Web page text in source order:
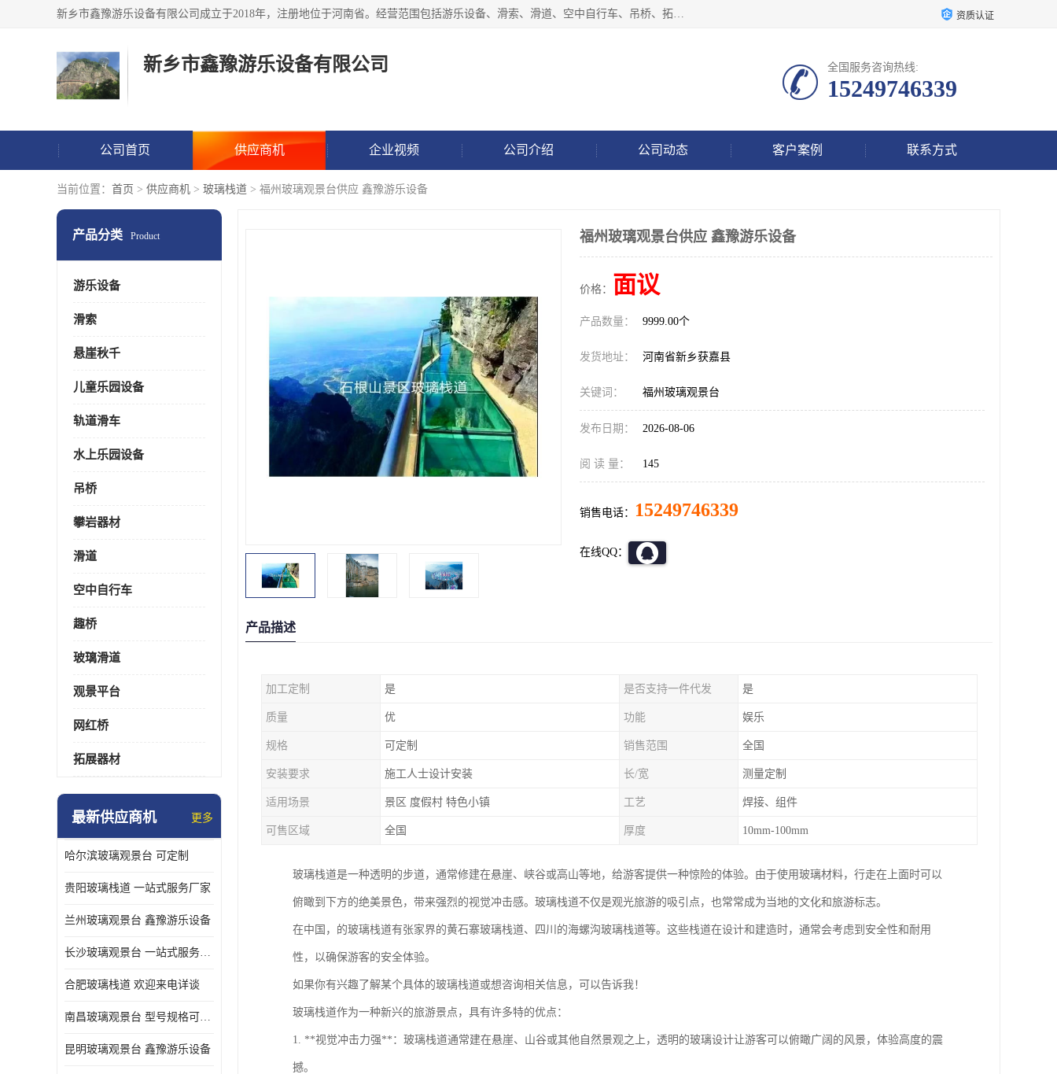
新乡市鑫豫游乐设备有限公司成立于2018年，注册地位于河南省。经营范围包括游乐设备、滑索、滑道、空中自行车、吊桥、拓展器材、攀岩器材、趣桥、悬崖秋千、网红桥、儿童乐园设备、水上乐园设备、丛林穿越设备、音乐呐喊设备、轨道滑车、栈道、玻璃滑道、观景平台、景观包装的设计、制造、销售、安装、维修，景区策划服务。 资质认证
新乡市鑫豫游乐设备有限公司 全国服务咨询热线:
15249746339
公司首页 供应商机 企业视频 公司介绍 公司动态 客户案例 联系方式
当前位置： 首页 > 供应商机 > 玻璃栈道 > 福州玻璃观景台供应 鑫豫游乐设备
产品分类 Product
游乐设备
滑索
悬崖秋千
儿童乐园设备
轨道滑车
水上乐园设备
吊桥
攀岩器材
滑道
空中自行车
趣桥
玻璃滑道
观景平台
网红桥
拓展器材
最新供应商机 更多
哈尔滨玻璃观景台 可定制
贵阳玻璃栈道 一站式服务厂家
兰州玻璃观景台 鑫豫游乐设备
长沙玻璃观景台 一站式服务厂家
合肥玻璃栈道 欢迎来电详谈
南昌玻璃观景台 型号规格可定制
昆明玻璃观景台 鑫豫游乐设备
福州玻璃观景台供应 鑫豫游乐设备
价格： 面议
产品数量： 9999.00个
发货地址： 河南省新乡获嘉县
关键词： 福州玻璃观景台
发布日期： 2026-08-06
阅 读 量： 145
销售电话： 15249746339
在线QQ：
产品描述
加工定制 是 是否支持一件代发 是
质量 优 功能 娱乐
规格 可定制 销售范围 全国
安装要求 施工人士设计安装 长/宽 测量定制
适用场景 景区 度假村 特色小镇 工艺 焊接、组件
可售区域 全国 厚度 10mm-100mm
玻璃栈道是一种透明的步道，通常修建在悬崖、峡谷或高山等地，给游客提供一种惊险的体验。由于使用玻璃材料，行走在上面时可以
俯瞰到下方的绝美景色，带来强烈的视觉冲击感。玻璃栈道不仅是观光旅游的吸引点，也常常成为当地的文化和旅游标志。
在中国，的玻璃栈道有张家界的黄石寨玻璃栈道、四川的海螺沟玻璃栈道等。这些栈道在设计和建造时，通常会考虑到安全性和耐用
性，以确保游客的安全体验。
如果你有兴趣了解某个具体的玻璃栈道或想咨询相关信息，可以告诉我！
玻璃栈道作为一种新兴的旅游景点，具有许多特的优点：
1. **视觉冲击力强**：玻璃栈道通常建在悬崖、山谷或其他自然景观之上，透明的玻璃设计让游客可以俯瞰广阔的风景，体验高度的震
撼。